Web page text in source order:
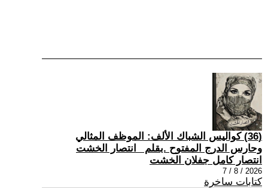
(36) كواليس الشباك الألف: الموظف المثالي
وحارس الدرج المفتوح .بقلم _انتصار الخشت
انتصار كامل جفلان الخشت
2026 / 8 / 7
كتابات ساخرة